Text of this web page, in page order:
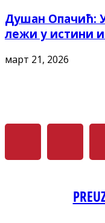
Душан Опачић:
лежи у истини
март 21, 2026